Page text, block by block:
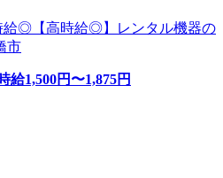
給◎【高時給◎】レンタル機器の
市
給1,500円〜1,875円